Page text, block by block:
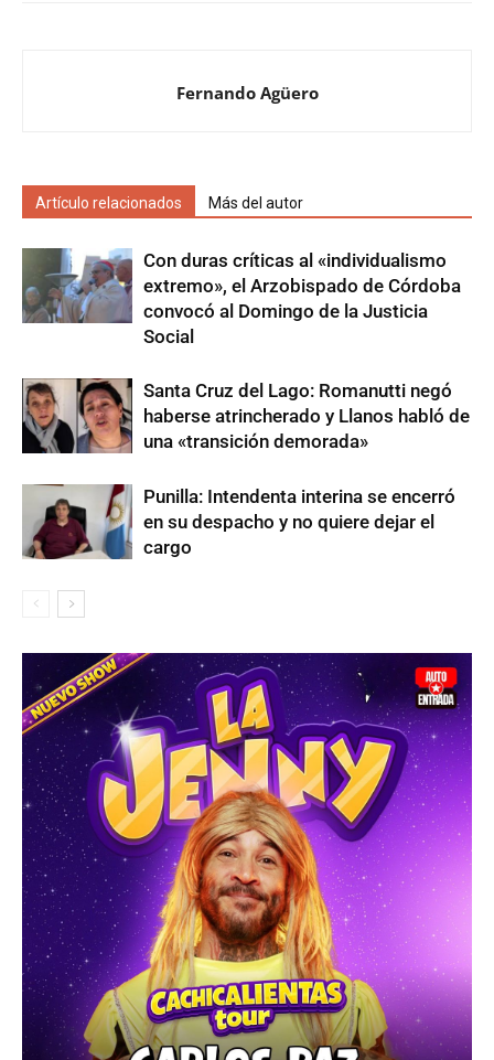
Fernando Agüero
Artículo relacionados Más del autor
Con duras críticas al «individualismo
extremo», el Arzobispado de Córdoba
convocó al Domingo de la Justicia
Social
Santa Cruz del Lago: Romanutti negó
haberse atrincherado y Llanos habló de
una «transición demorada»
Punilla: Intendenta interina se encerró
en su despacho y no quiere dejar el
cargo